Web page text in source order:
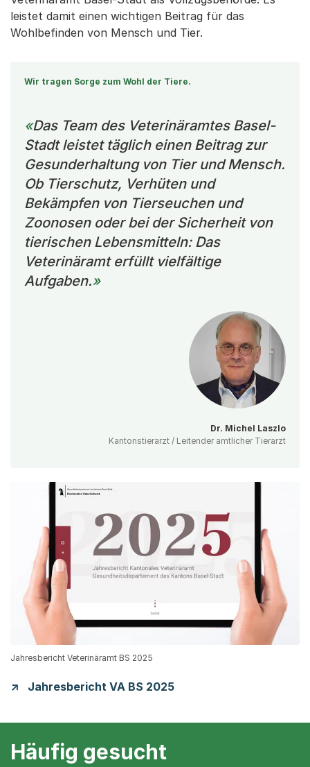
leistet damit einen wichtigen Beitrag für das
Wohlbefinden von Mensch und Tier.
Wir tragen Sorge zum Wohl der Tiere.
Das Team des Veterinäramtes Basel-
Stadt leistet täglich einen Beitrag zur
Gesunderhaltung von Tier und Mensch.
Ob Tierschutz, Verhüten und
Bekämpfen von Tierseuchen und
Zoonosen oder bei der Sicherheit von
tierischen Lebensmitteln: Das
Veterinäramt erfüllt vielfältige
Aufgaben.
Dr. Michel Laszlo
Kantonstierarzt / Leitender amtlicher Tierarzt
Jahresbericht Veterinäramt BS 2025
Jahresbericht VA BS 2025
Häufig gesucht